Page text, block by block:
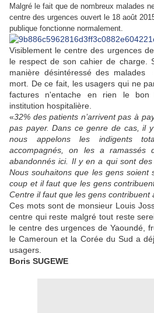
Malgré le fait que de nombreux malades
centre des urgences ouvert le 18 août
publique fonctionne normalement.
Visiblement le centre des urgences
le respect de son cahier de charge.
manière désintéressé des
mort. De ce fait, les usagers qui ne
factures n'entache en rien le bon
institution hospitalière.
«32% des patients n’arrivent pas à
pas payer. Dans ce genre de cas, il
nous appelons les indigents
accompagnés, on les a
abandonnés ici. Il y en a qui sont
Nous souhaitons que les gens soient
coup et il faut que les gens
Centre il faut que les gens contribuent
Ces mots sont de monsieur Louis
centre qui reste malgré tout reste
le centre des urgences de Yaoundé,
le Cameroun et la Corée du Sud a
usagers.
Boris SUGEWE